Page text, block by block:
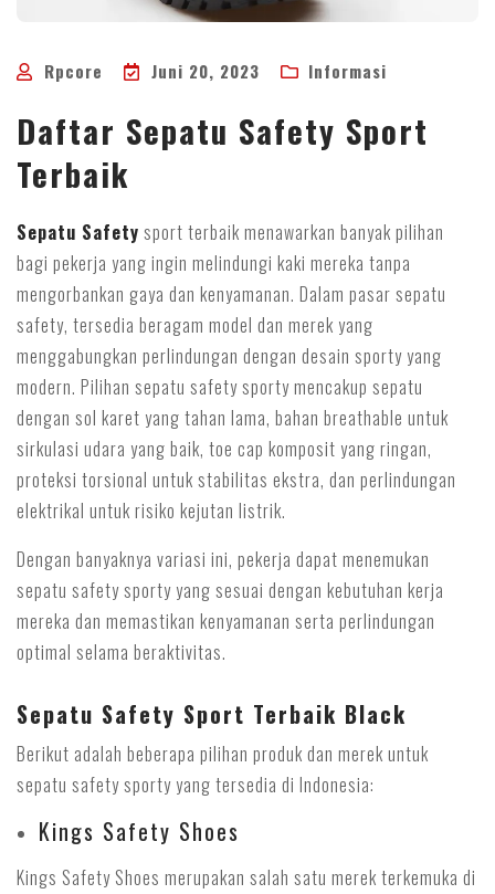
Rpcore Juni 20, 2023 Informasi
Daftar Sepatu Safety Sport
Terbaik
Sepatu Safety sport terbaik menawarkan banyak pilihan
bagi pekerja yang ingin melindungi kaki mereka tanpa
mengorbankan gaya dan kenyamanan. Dalam pasar sepatu
safety, tersedia beragam model dan merek yang
menggabungkan perlindungan dengan desain sporty yang
modern. Pilihan sepatu safety sporty mencakup sepatu
dengan sol karet yang tahan lama, bahan breathable untuk
sirkulasi udara yang baik, toe cap komposit yang ringan,
proteksi torsional untuk stabilitas ekstra, dan perlindungan
elektrikal untuk risiko kejutan listrik.
Dengan banyaknya variasi ini, pekerja dapat menemukan
sepatu safety sporty yang sesuai dengan kebutuhan kerja
mereka dan memastikan kenyamanan serta perlindungan
optimal selama beraktivitas.
Sepatu Safety Sport Terbaik Black
Berikut adalah beberapa pilihan produk dan merek untuk
sepatu safety sporty yang tersedia di Indonesia:
Kings Safety Shoes
Kings Safety Shoes merupakan salah satu merek terkemuka di